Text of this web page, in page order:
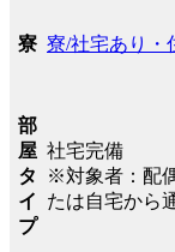
寮 寮/社宅あり・
部
屋
タ
イ
プ
社宅完備
※対象者：配
たは自宅から